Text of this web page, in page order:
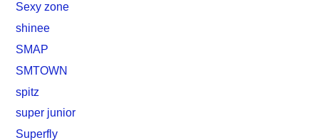
Sexy zone
shinee
SMAP
SMTOWN
spitz
super junior
Superfly